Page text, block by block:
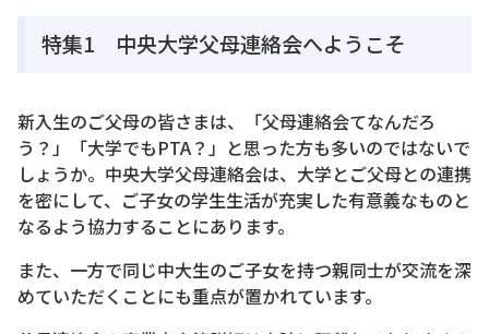
特集1 中央大学父母連絡会へようこそ
新入生のご父母の皆さまは、「父母連絡会てなんだろ
う？」「大学でもPTA？」と思った方も多いのではないで
しょうか。中央大学父母連絡会は、大学とご父母との連携
を密にして、ご子女の学生生活が充実した有意義なものと
なるよう協力することにあります。
また、一方で同じ中大生のご子女を持つ親同士が交流を深
めていただくことにも重点が置かれています。